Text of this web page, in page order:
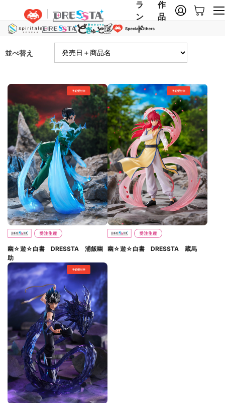
ラ
ン
ド
作
品
並べ替え
幽☆遊☆白書 DRESSTA 浦飯幽
助
幽☆遊☆白書 DRESSTA 蔵馬